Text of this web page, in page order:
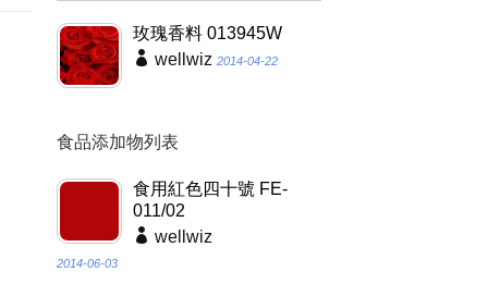
玫瑰香料 013945W
wellwiz 2014-04-22
食品添加物列表
食用紅色四十號 FE-
011/02
wellwiz
2014-06-03